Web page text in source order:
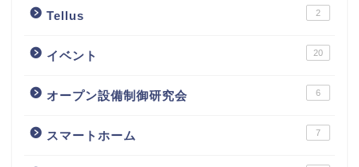
Tellus 2
イベント 20
オープン設備制御研究会 6
スマートホーム 7